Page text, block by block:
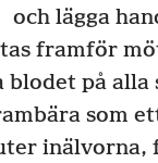
och lägga
framför
blodet på
som
inälvorna,